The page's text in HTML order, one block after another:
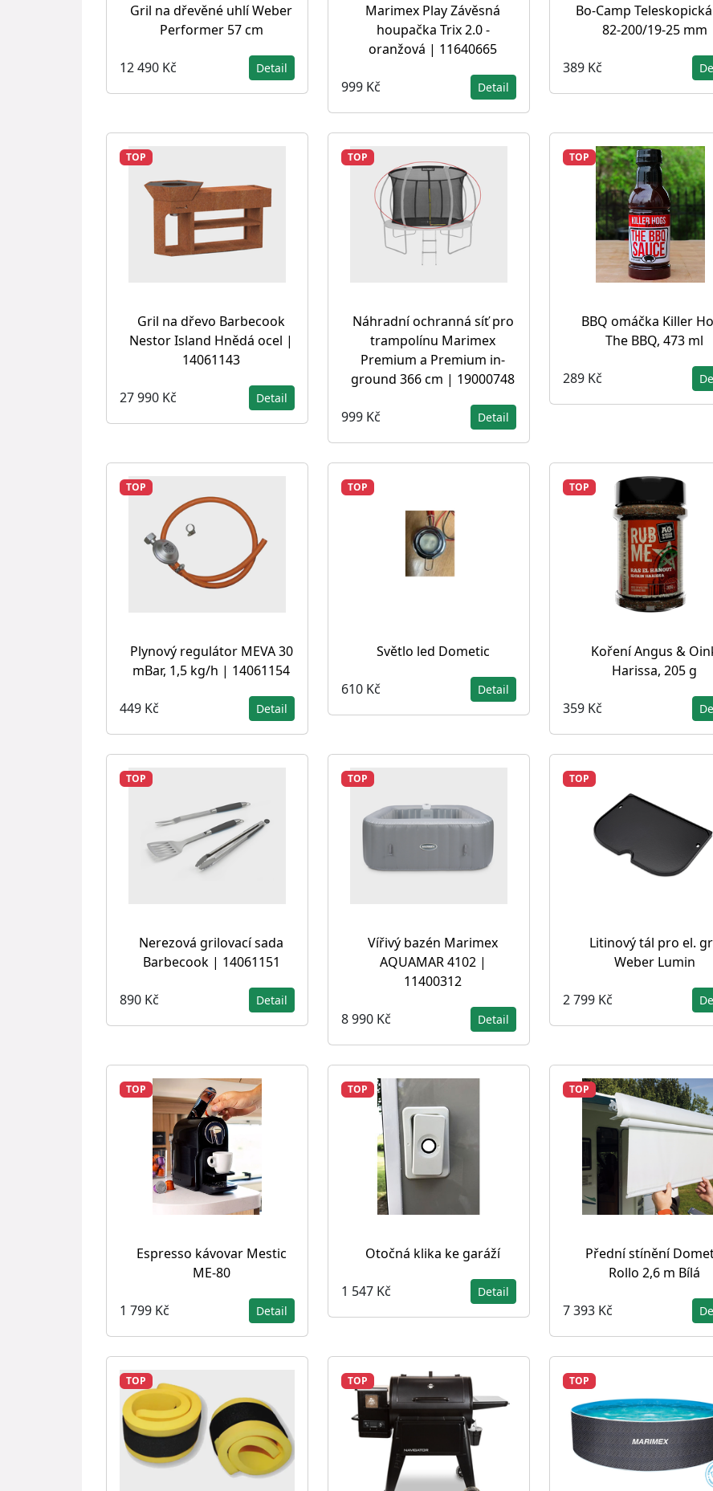
Gril na dřevěné uhlí Weber
Performer 57 cm
12 490 Kč Detail
Marimex Play Závěsná
houpačka Trix 2.0 -
oranžová | 11640665
999 Kč Detail
Bo-Camp
82-200/19-25 mm
389 Kč
TOP
Gril na dřevo Barbecook
Nestor Island Hnědá ocel |
14061143
27 990 Kč Detail
TOP
Náhradní ochranná síť pro
trampolínu Marimex
Premium a Premium in-
ground 366 cm | 19000748
999 Kč Detail
TOP
BBQ omáčka Killer
The BBQ, 473 ml
289 Kč
TOP
Plynový regulátor MEVA 30
mBar, 1,5 kg/h | 14061154
449 Kč Detail
TOP
Světlo led Dometic
610 Kč Detail
TOP
Koření Angus &
Harissa, 205 g
359 Kč
TOP
Nerezová grilovací sada
Barbecook | 14061151
890 Kč Detail
TOP
Vířivý bazén Marimex
AQUAMAR 4102 |
11400312
8 990 Kč Detail
TOP
Litinový tál pro el.
Weber Lumin
2 799 Kč
TOP
Espresso kávovar Mestic
ME-80
1 799 Kč Detail
TOP
Otočná klika ke garáží
1 547 Kč Detail
TOP
Přední stínění
Rollo 2,6 m Bílá
7 393 Kč
TOP TOP TOP